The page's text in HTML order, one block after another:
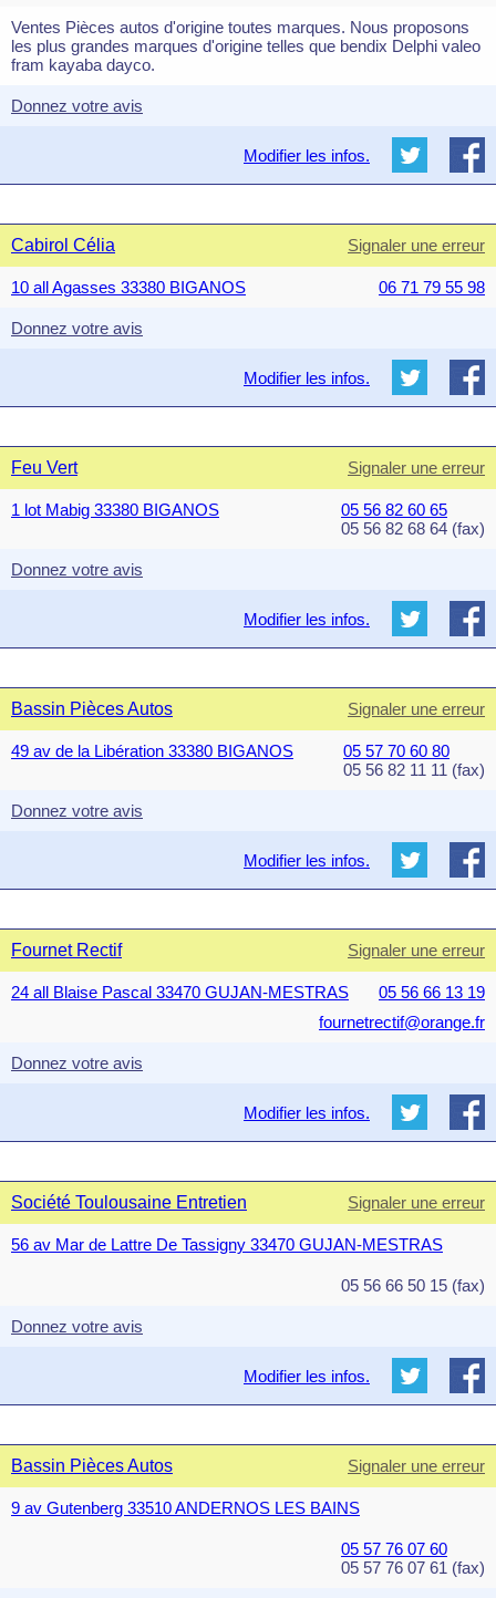
Ventes Pièces autos d'origine toutes marques. Nous proposons
les plus grandes marques d'origine telles que bendix Delphi valeo
fram kayaba dayco.
Donnez votre avis
Modifier les infos.
Cabirol Célia Signaler une erreur
10 all Agasses 33380 BIGANOS 06 71 79 55 98
Donnez votre avis
Modifier les infos.
Feu Vert Signaler une erreur
1 lot Mabig 33380 BIGANOS
05 56 82 60 65
05 56 82 68 64 (fax)
Donnez votre avis
Modifier les infos.
Bassin Pièces Autos Signaler une erreur
49 av de la Libération 33380 BIGANOS
05 57 70 60 80
05 56 82 11 11 (fax)
Donnez votre avis
Modifier les infos.
Fournet Rectif Signaler une erreur
24 all Blaise Pascal 33470 GUJAN-MESTRAS
05 56 66 13 19
fournetrectif@orange.fr
Donnez votre avis
Modifier les infos.
Société Toulousaine Entretien Signaler une erreur
56 av Mar de Lattre De Tassigny 33470 GUJAN-MESTRAS
05 56 66 50 15 (fax)
Donnez votre avis
Modifier les infos.
Bassin Pièces Autos Signaler une erreur
9 av Gutenberg 33510 ANDERNOS LES BAINS
05 57 76 07 60
05 57 76 07 61 (fax)